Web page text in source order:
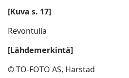
[Kuva s. 17]
Revontulia
[Lähdemerkintä]
© TO-FOTO AS, Harstad